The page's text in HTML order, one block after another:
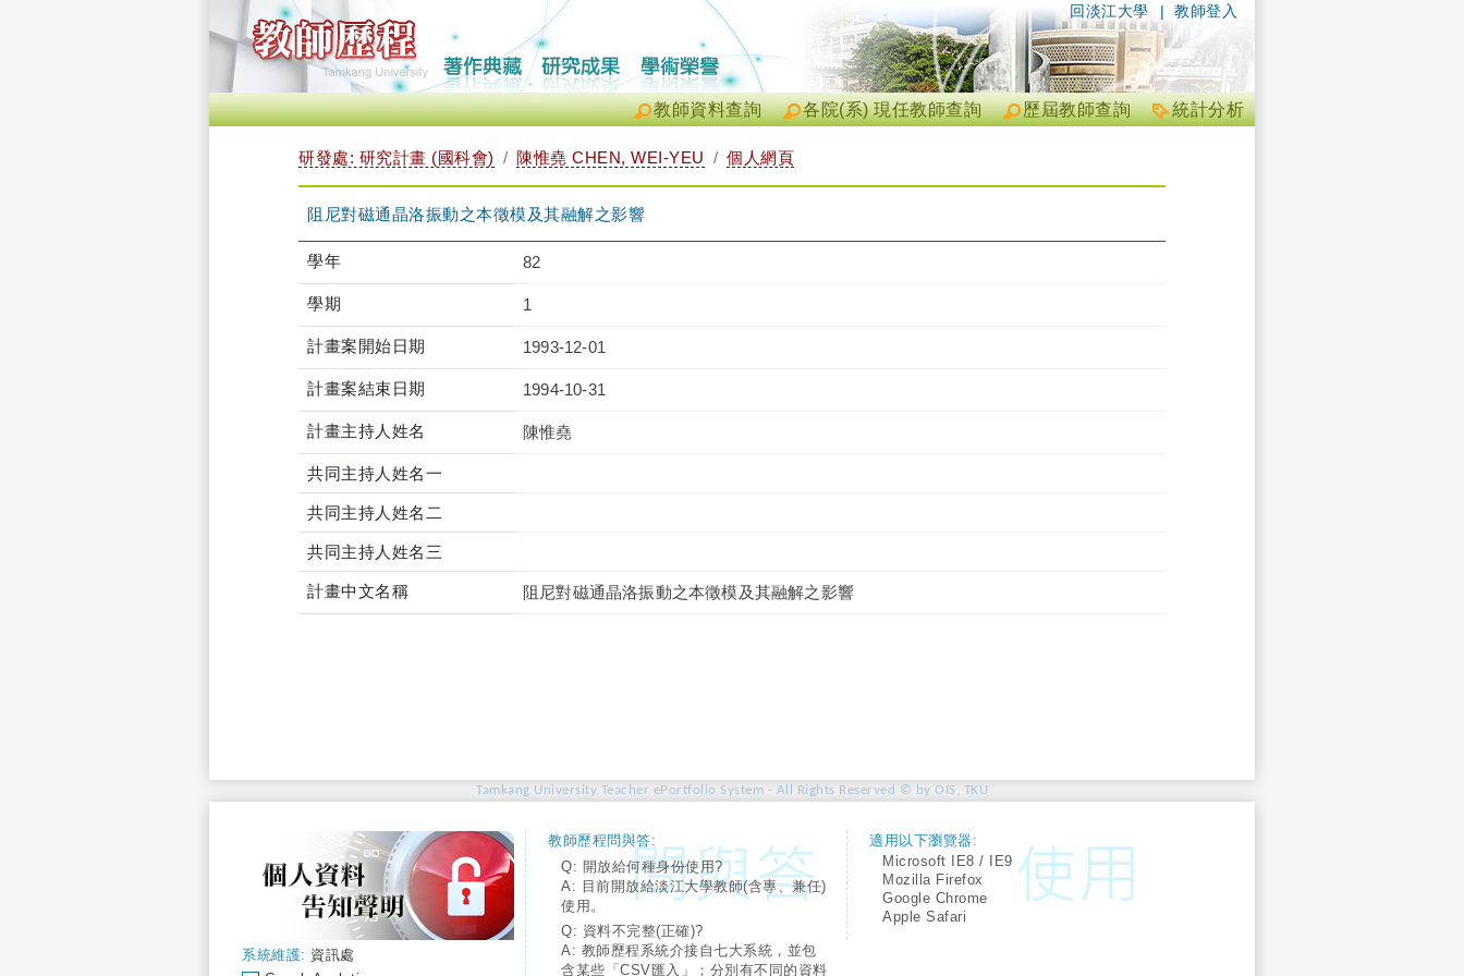
| 教師登入
回淡江大學
統計分析
歷屆教師查詢
各院(系) 現任教師查詢
教師資料查詢
研發處: 研究計畫 (國科會) 陳惟堯 CHEN, WEI-YEU 個人網頁
阻尼對磁通晶洛振動之本徵模及其融解之影響
學年 82
學期 1
計畫案開始日期 1993-12-01
計畫案結束日期 1994-10-31
計畫主持人姓名 陳惟堯
共同主持人姓名一
共同主持人姓名二
共同主持人姓名三
計畫中文名稱 阻尼對磁通晶洛振動之本徵模及其融解之影響
Tamkang University Teacher ePortfolio System - All Rights Reserved © by OIS, TKU
系統維護: 資訊處
教師歷程問與答:
Q: 開放給何種身份使用?
A: 目前開放給淡江大學教師(含專、兼任)
使用。
Q: 資料不完整(正確)?
A: 教師歷程系統介接自七大系統，並包
含某些「CSV匯入」；分別有不同的資料
適用以下瀏覽器:
Microsoft IE8 / IE9
Mozilla Firefox
Google Chrome
Apple Safari